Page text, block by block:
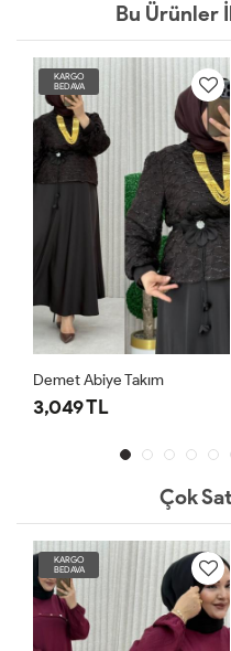
Bu Ürünler
KARGO
BEDAVA
Demet Abiye Takım
3,049 TL
Çok
KARGO
BEDAVA